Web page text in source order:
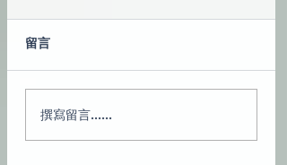
留言
撰寫留言......